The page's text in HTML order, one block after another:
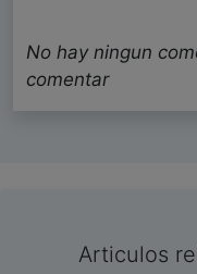
No hay ningun
comentar
Articulos